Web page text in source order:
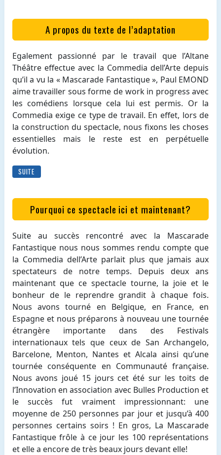
A propos du texte de l’adaptation
Egalement passionné par le travail que l’Altane
Théâtre effectue avec la Commedia dell’Arte depuis
qu’il a vu la « Mascarade Fantastique », Paul EMOND
aime travailler sous forme de work in progress avec
les comédiens lorsque cela lui est permis. Or la
Commedia exige ce type de travail. En effet, lors de
la construction du spectacle, nous fixons les choses
essentielles mais le reste est en perpétuelle
évolution.
SUITE
Pourquoi ce spectacle ici et maintenant?
Suite au succès rencontré avec la Mascarade
Fantastique nous nous sommes rendu compte que
la Commedia dell’Arte parlait plus que jamais aux
spectateurs de notre temps. Depuis deux ans
maintenant que ce spectacle tourne, la joie et le
bonheur de le reprendre grandit à chaque fois.
Nous avons tourné en Belgique, en France, en
Espagne et nous préparons à nouveau une tournée
étrangère importante dans des Festivals
internationaux tels que ceux de San Archangelo,
Barcelone, Menton, Nantes et Alcala ainsi qu’une
tournée conséquente en Communauté française.
Nous avons joué 15 jours cet été sur les toits de
l’Innovation en association avec Bulles Production et
le succès fut vraiment impressionnant: une
moyenne de 250 personnes par jour et jusqu’à 400
personnes certains soirs ! En gros, La Mascarade
Fantastique frôle à ce jour les 100 représentations
et elle a encore de très beaux jours devant elle!